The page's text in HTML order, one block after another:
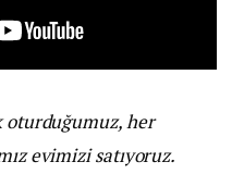
oturduğumuz, her
evimizi satıyoruz.